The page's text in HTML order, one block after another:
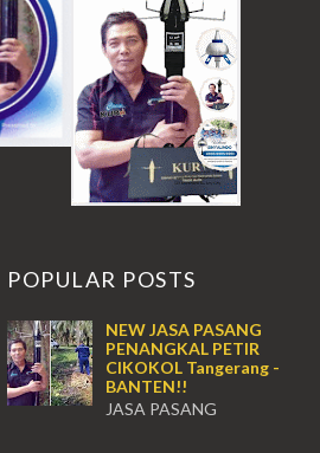
POPULAR POSTS
NEW JASA PASANG
PENANGKAL PETIR
CIKOKOL Tangerang -
BANTEN!!
JASA PASANG